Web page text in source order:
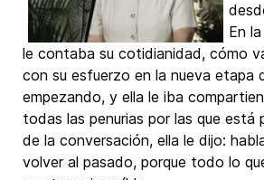
En
le contaba su cotidianidad, cómo
con su esfuerzo en la nueva etapa
empezando, y ella le iba
todas las penurias por las que está
de la conversación, ella le dijo:
volver al pasado, porque todo lo